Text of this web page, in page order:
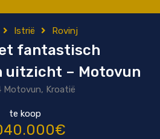
Istrië Rovinj
fantastisch
uitzicht – Motovun
Motovun, Kroatië
te koop